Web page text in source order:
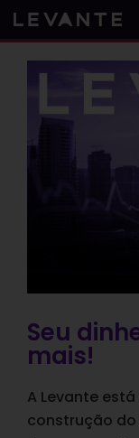
Skip
to
content
Seu
mais!
A Levante
construção